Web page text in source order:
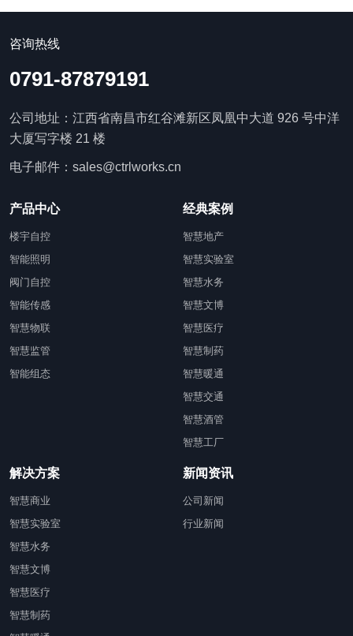
咨询热线
0791-87879191
公司地址：江西省南昌市红谷滩新区凤凰中大道 926 号中洋
大厦写字楼 21 楼
电子邮件：sales@ctrlworks.cn
产品中心
楼宇自控
智能照明
阀门自控
智能传感
智慧物联
智慧监管
智能组态
经典案例
智慧地产
智慧实验室
智慧水务
智慧文博
智慧医疗
智慧制药
智慧暖通
智慧交通
智慧酒管
智慧工厂
解决方案
智慧商业
智慧实验室
智慧水务
智慧文博
智慧医疗
智慧制药
新闻资讯
公司新闻
行业新闻